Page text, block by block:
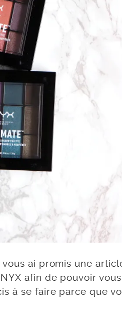
ai promis une
afin de pouvoir
à se faire parce que